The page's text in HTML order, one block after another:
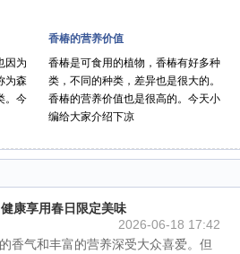
因为
为森
。今
香椿的营养价值
香椿是可食用的植物，香椿有好多种
类，不同的种类，差异也是很大的。
香椿的营养价值也是很高的。今天小
编给大家介绍下凉
康享用春日限定美味
2026-06-18 17:42
香气和丰富的营养深受大众喜爱。但